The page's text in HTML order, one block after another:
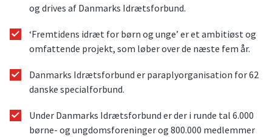
og drives af Danmarks Idrætsforbund.
‘Fremtidens idræt for børn og unge’ er et ambitiøst og
omfattende projekt, som løber over de næste fem år.
Danmarks Idrætsforbund er paraplyorganisation for 62
danske specialforbund.
Under Danmarks Idrætsforbund er der i runde tal 6.000
børne- og ungdomsforeninger og 800.000 medlemmer